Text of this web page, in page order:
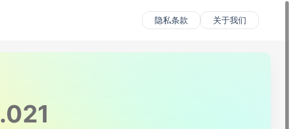
隐私条款 关于我们
.381